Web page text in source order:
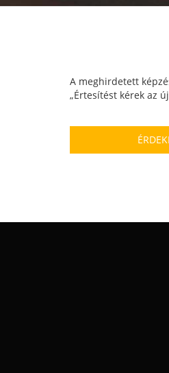
A meghirdetett
„Értesítést kérek az